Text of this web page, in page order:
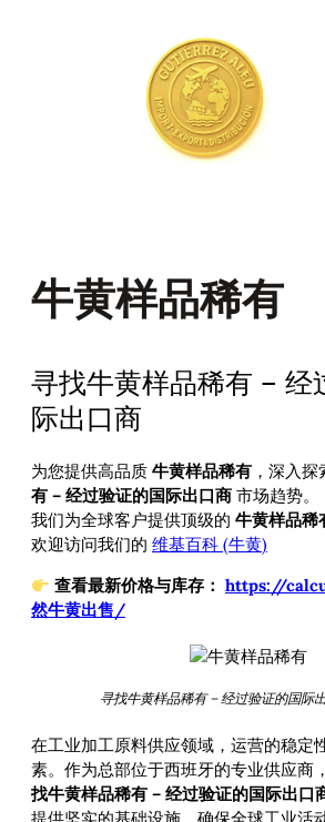
牛黄样品稀有
寻找牛黄样品稀有 – 经
际出口商
为您提供高品质 牛黄样品稀有 ，深入探
有 – 经过验证的国际出口商 市场趋势。
我们为全球客户提供顶级的 牛黄样品稀
欢迎访问我们的 维基百科 (牛黄)
查看最新价格与库存： https://
然牛黄出售/
寻找牛黄样品稀有 – 经过验证的国际
在工业加工原料供应领域，运营的稳定
素。作为总部位于西班牙的专业供应商
找牛黄样品稀有 – 经过验证的国际出口